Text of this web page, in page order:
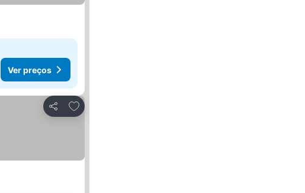
Ver preços
Partilhar
Adicionar aos favoritos